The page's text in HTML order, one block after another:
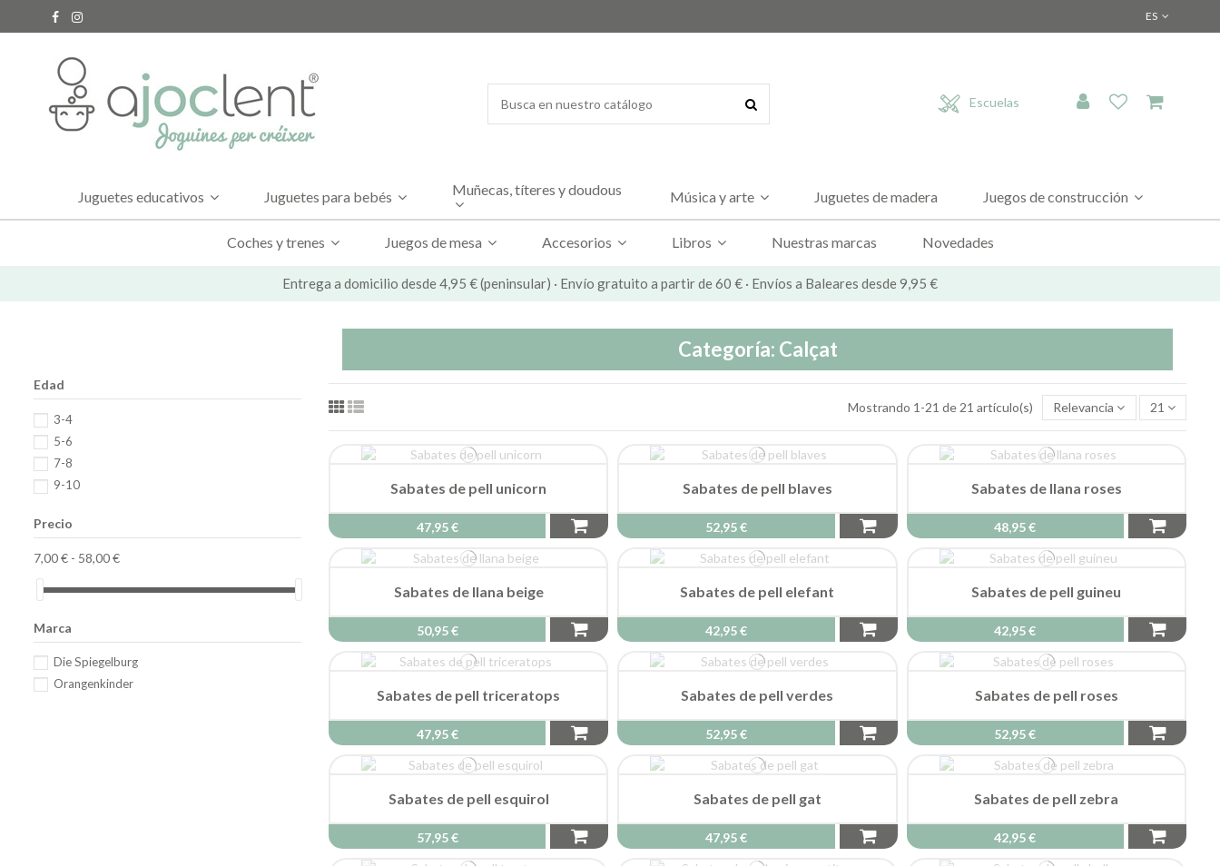
ES
Escuelas
Juguetes educativos Juguetes para bebés Muñecas, títeres y doudous Música y arte Juguetes de madera Juegos de construcción
Coches y trenes Juegos de mesa Accesorios Libros Nuestras marcas Novedades
Entrega a domicilio desde 4,95 € (peninsular) · Envío gratuito a partir de 60 € · Envíos a Baleares desde 9,95 €
Categoría: Calçat
Mostrando 1-21 de 21 artículo(s) Relevancia 21
Sabates de pell unicorn
47,95 €
Sabates de pell blaves
52,95 €
Sabates de llana roses
48,95 €
Sabates de llana beige
50,95 €
Sabates de pell elefant
42,95 €
Sabates de pell guineu
42,95 €
Sabates de pell triceratops
47,95 €
Sabates de pell verdes
52,95 €
Sabates de pell roses
52,95 €
Sabates de pell esquirol
57,95 €
Sabates de pell gat
47,95 €
Sabates de pell zebra
42,95 €
Edad
3-4
5-6
7-8
9-10
Precio
7,00 € - 58,00 €
Marca
Die Spiegelburg
Orangenkinder